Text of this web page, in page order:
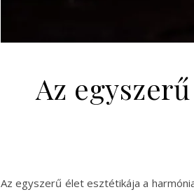
Az
Az egyszerű élet esztétikája a